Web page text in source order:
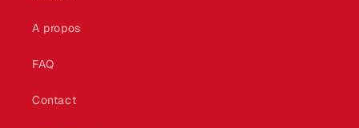
A propos
FAQ
Contact